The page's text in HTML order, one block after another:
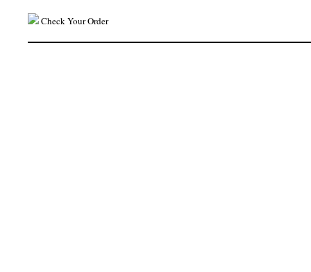
Check Your Order